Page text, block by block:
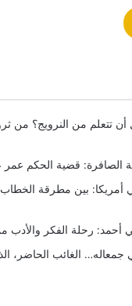
تتعلم من النرويج؟ من
الصافرة: قضية الحكم عمر
أمريكا: بين مطرقة
أحمد: رحلة الفكر والأدب
جمعاله… الغائب الحاضر،